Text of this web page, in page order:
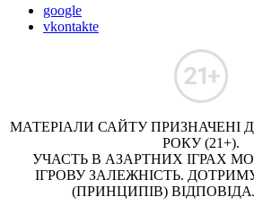
google
vkontakte
МАТЕРІАЛИ САЙТУ ПРИЗНАЧЕНІ
РОКУ (21+).
УЧАСТЬ В АЗАРТНИХ ІГРАХ
ІГРОВУ ЗАЛЕЖНІСТЬ.
(ПРИНЦИПІВ)